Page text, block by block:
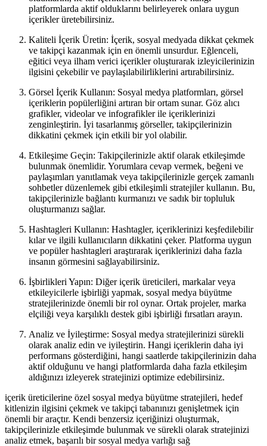
platformlarda aktif olduklarını belirleyerek onlara uygun
içerikler üretebilirsiniz.
Kaliteli İçerik Üretin: İçerik, sosyal medyada dikkat çekmek
ve takipçi kazanmak için en önemli unsurdur. Eğlenceli,
eğitici veya ilham verici içerikler oluşturarak izleyicilerinizin
ilgisini çekebilir ve paylaşılabilirliklerini artırabilirsiniz.
Görsel İçerik Kullanın: Sosyal medya platformları, görsel
içeriklerin popülerliğini artıran bir ortam sunar. Göz alıcı
grafikler, videolar ve infografikler ile içeriklerinizi
zenginleştirin. İyi tasarlanmış görseller, takipçilerinizin
dikkatini çekmek için etkili bir yol olabilir.
Etkileşime Geçin: Takipçilerinizle aktif olarak etkileşimde
bulunmak önemlidir. Yorumlara cevap vermek, beğeni ve
paylaşımları yanıtlamak veya takipçilerinizle gerçek zamanlı
sohbetler düzenlemek gibi etkileşimli stratejiler kullanın. Bu,
takipçilerinizle bağlantı kurmanızı ve sadık bir topluluk
oluşturmanızı sağlar.
Hashtagleri Kullanın: Hashtagler, içeriklerinizi keşfedilebilir
kılar ve ilgili kullanıcıların dikkatini çeker. Platforma uygun
ve popüler hashtagleri araştırarak içeriklerinizi daha fazla
insanın görmesini sağlayabilirsiniz.
İşbirlikleri Yapın: Diğer içerik üreticileri, markalar veya
etkileyicilerle işbirliği yapmak, sosyal medya büyütme
stratejilerinizde önemli bir rol oynar. Ortak projeler, marka
elçiliği veya karşılıklı destek gibi işbirliği fırsatları arayın.
Analiz ve İyileştirme: Sosyal medya stratejilerinizi sürekli
olarak analiz edin ve iyileştirin. Hangi içeriklerin daha iyi
performans gösterdiğini, hangi saatlerde takipçilerinizin daha
aktif olduğunu ve hangi platformlarda daha fazla etkileşim
aldığınızı izleyerek stratejinizi optimize edebilirsiniz.
içerik üreticilerine özel sosyal medya büyütme stratejileri, hedef
kitlenizin ilgisini çekmek ve takipçi tabanınızı genişletmek için
önemli bir araçtır. Kendi benzersiz içeriğinizi oluşturmak,
takipçilerinizle etkileşimde bulunmak ve sürekli olarak stratejinizi
analiz etmek, başarılı bir sosyal medya varlığı sağ